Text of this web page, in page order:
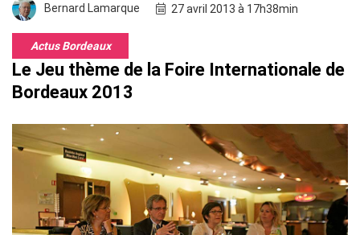
Bernard Lamarque 27 avril 2013 à 17h38min
Actus Bordeaux
Le Jeu thème de la Foire Internationale de
Bordeaux 2013